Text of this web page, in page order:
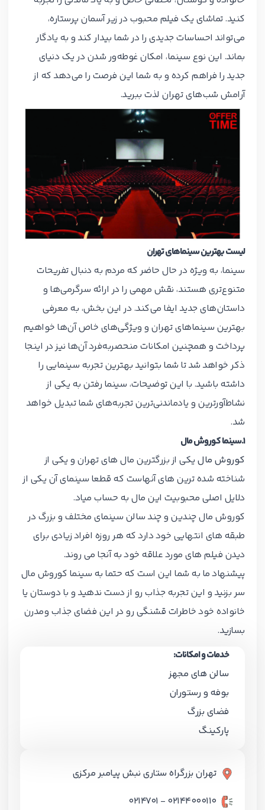
کنید. تماشای یک فیلم محبوب در زیر آسمان پرستاره،
می‌تواند احساسات جدیدی را در شما بیدار کند و به یادگار
بماند. این نوع سینما، امکان غوطه‌ور شدن در یک دنیای
جدید را فراهم کرده و به شما این فرصت را می‌دهد که از
آرامش شب‌های تهران لذت ببرید.
لیست بهترین سینماهای تهران
سینما، به ویژه در حال حاضر که مردم به دنبال تفریحات
متنوع‌تری هستند، نقش مهمی را در ارائه سرگرمی‌ها و
داستان‌های جدید ایفا می‌کند. در این بخش، به معرفی
بهترین سینماهای تهران و ویژگی‌های خاص آن‌ها خواهیم
پرداخت و همچنین امکانات منحصربه‌فرد آن‌ها نیز در اینجا
ذکر خواهد شد تا شما بتوانید بهترین تجربه سینمایی را
داشته باشید. با این توضیحات، سینما رفتن به یکی از
نشاط‌آورترین و یادماندنی‌ترین تجربه‌های شما تبدیل خواهد
شد.
۱.سینما کوروش مال
کوروش مال یکی از بزرگترین مال های تهران و یکی از
شناخته شده ترین های آنهاست که قطعا سینمای آن یکی از
دلایل اصلی محبوبیت این مال به حساب میاد.
کوروش مال چندین و چند سالن سینمای مختلف و بزرگ در
طبقه های انتهایی خود دارد که هر روزه افراد زیادی برای
دیدن فیلم های مورد علاقه خود به آنجا می روند.
پیشنهاد ما به شما این است که حتما به سینما کوروش مال
سر بزنید و این تجربه جذاب رو از دست ندهید و با دوستان یا
خانواده خود خاطرات قشنگی رو در این فضای جذاب ومدرن
بسازید.
خدمات و امکانات:
سالن های مجهز
بوفه و رستوران
فضای بزرگ
پارکینگ
تهران بزرگراه ستاری نبش پیامبر مرکزی
02144000110 - 0214701